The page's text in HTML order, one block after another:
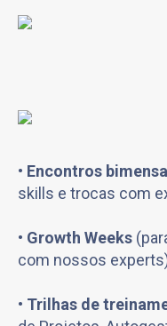
• Encontros
skills e trocas com
• Growth Weeks
com nossos
• Trilhas de